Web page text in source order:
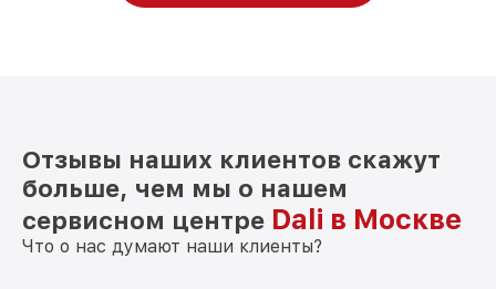
Отзывы наших клиентов скажут
больше, чем мы о нашем
сервисном центре Dali в Москве
Что о нас думают наши клиенты?